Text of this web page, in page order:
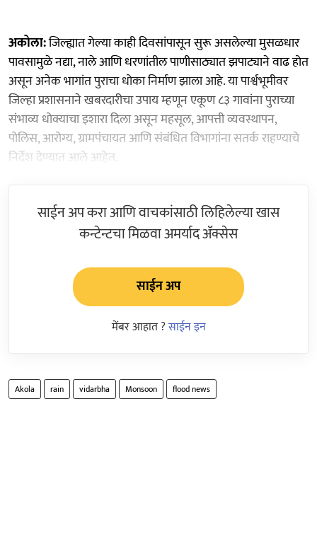
अकोला:जिल्ह्यात गेल्या काही दिवसांपासून सुरू असलेल्या मुसळधार
पावसामुळे नद्या, नाले आणि धरणांतील पाणीसाठ्यात झपाट्याने वाढ होत
असून अनेक भागांत पुराचा धोका निर्माण झाला आहे. या पार्श्वभूमीवर
जिल्हा प्रशासनाने खबरदारीचा उपाय म्हणून एकूण ८३ गावांना पुराच्या
संभाव्य धोक्याचा इशारा दिला असून महसूल, आपत्ती व्यवस्थापन,
पोलिस, आरोग्य, ग्रामपंचायत आणि संबंधित विभागांना सतर्क राहण्याचे
निर्देश देण्यात आले आहेत.
साईन अप करा आणि वाचकांसाठी लिहिलेल्या खास
कन्टेन्टचा मिळवा अमर्याद ॲक्सेस
साईन अप
मेंबर आहात ?साईन इन
Akola rain vidarbha Monsoon flood news